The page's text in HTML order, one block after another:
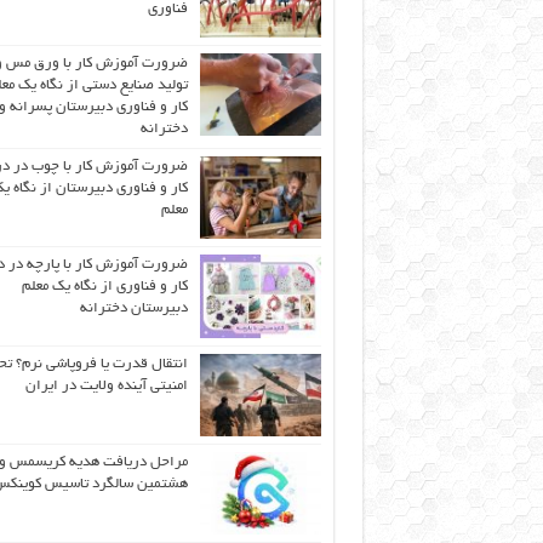
فناوری
ضرورت آموزش کار با ورق مس
تولید صنایع دستی از نگاه یک
کار و فناوری دبیرستان پسرانه و
دخترانه
ضرورت آموزش کار با چوب در
کار و فناوری دبیرستان از نگاه
معلم
ضرورت آموزش کار با پارچه
کار و فناوری از نگاه یک معلم
دبیرستان دخترانه
انتقال قدرت یا فروپاشی نرم؟
امنیتی آینده ولایت در ایران
مراحل دریافت هدیه کریسمس و
هشتمین سالگرد تاسیس